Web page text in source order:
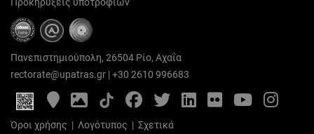
Πανεπιστημιούπολη, 26504 Ρίο, Αχαΐα
rectorate@upatras.gr |+30 2610 996683
Google
Maps
Photo
Gallery
FacebookTwitterLinkedIn
FlickrYouTube
Όροι χρήσης | Λογότυπος | Σχετικά